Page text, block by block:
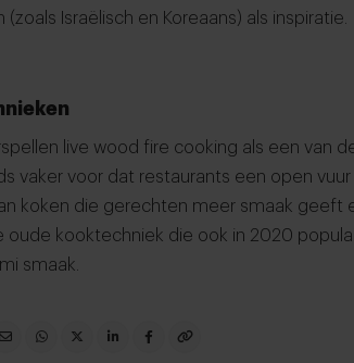
Israëlisch en Koreaans) als inspiratie.
live wood fire cooking als een van
vaker voor dat restaurants een open
koken die gerechten meer smaak geeft
oude kooktechniek die ook in 2020
smaak.